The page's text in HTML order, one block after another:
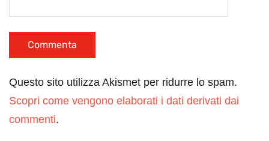
Questo sito utilizza Akismet per ridurre lo spam.
Scopri come vengono elaborati i dati derivati dai
commenti.